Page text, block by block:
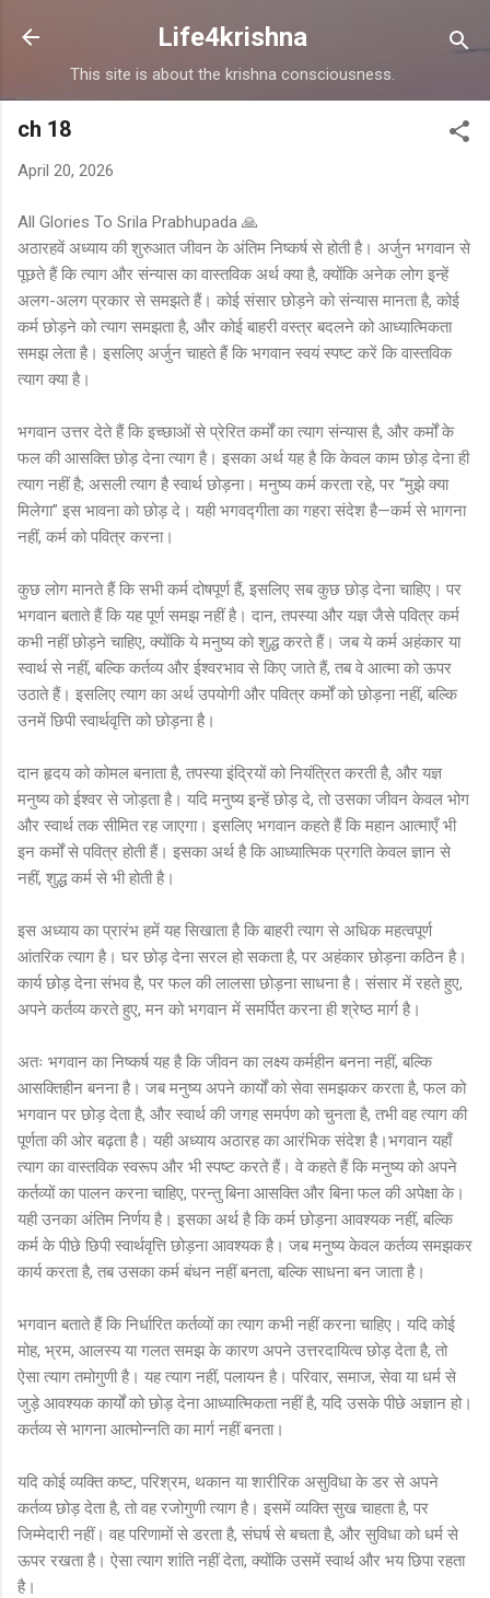
Skip to main content
Life4krishna
This site is about the krishna consciousness.
ch 18
April 20, 2026
All Glories To Srila Prabhupada 🙏
अठारहवें अध्याय की शुरुआत जीवन के अंतिम निष्कर्ष से होती है। अर्जुन भगवान से
पूछते हैं कि त्याग और संन्यास का वास्तविक अर्थ क्या है, क्योंकि अनेक लोग इन्हें
अलग-अलग प्रकार से समझते हैं। कोई संसार छोड़ने को संन्यास मानता है, कोई
कर्म छोड़ने को त्याग समझता है, और कोई बाहरी वस्त्र बदलने को आध्यात्मिकता
समझ लेता है। इसलिए अर्जुन चाहते हैं कि भगवान स्वयं स्पष्ट करें कि वास्तविक
त्याग क्या है।
भगवान उत्तर देते हैं कि इच्छाओं से प्रेरित कर्मों का त्याग संन्यास है, और कर्मों के
फल की आसक्ति छोड़ देना त्याग है। इसका अर्थ यह है कि केवल काम छोड़ देना ही
त्याग नहीं है; असली त्याग है स्वार्थ छोड़ना। मनुष्य कर्म करता रहे, पर “मुझे क्या
मिलेगा” इस भावना को छोड़ दे। यही भगवद्गीता का गहरा संदेश है—कर्म से भागना
नहीं, कर्म को पवित्र करना।
कुछ लोग मानते हैं कि सभी कर्म दोषपूर्ण हैं, इसलिए सब कुछ छोड़ देना चाहिए। पर
भगवान बताते हैं कि यह पूर्ण समझ नहीं है। दान, तपस्या और यज्ञ जैसे पवित्र कर्म
कभी नहीं छोड़ने चाहिए, क्योंकि ये मनुष्य को शुद्ध करते हैं। जब ये कर्म अहंकार या
स्वार्थ से नहीं, बल्कि कर्तव्य और ईश्वरभाव से किए जाते हैं, तब वे आत्मा को ऊपर
उठाते हैं। इसलिए त्याग का अर्थ उपयोगी और पवित्र कर्मों को छोड़ना नहीं, बल्कि
उनमें छिपी स्वार्थवृत्ति को छोड़ना है।
दान हृदय को कोमल बनाता है, तपस्या इंद्रियों को नियंत्रित करती है, और यज्ञ
मनुष्य को ईश्वर से जोड़ता है। यदि मनुष्य इन्हें छोड़ दे, तो उसका जीवन केवल भोग
और स्वार्थ तक सीमित रह जाएगा। इसलिए भगवान कहते हैं कि महान आत्माएँ भी
इन कर्मों से पवित्र होती हैं। इसका अर्थ है कि आध्यात्मिक प्रगति केवल ज्ञान से
नहीं, शुद्ध कर्म से भी होती है।
इस अध्याय का प्रारंभ हमें यह सिखाता है कि बाहरी त्याग से अधिक महत्वपूर्ण
आंतरिक त्याग है। घर छोड़ देना सरल हो सकता है, पर अहंकार छोड़ना कठिन है।
कार्य छोड़ देना संभव है, पर फल की लालसा छोड़ना साधना है। संसार में रहते हुए,
अपने कर्तव्य करते हुए, मन को भगवान में समर्पित करना ही श्रेष्ठ मार्ग है।
अतः भगवान का निष्कर्ष यह है कि जीवन का लक्ष्य कर्महीन बनना नहीं, बल्कि
आसक्तिहीन बनना है। जब मनुष्य अपने कार्यों को सेवा समझकर करता है, फल को
भगवान पर छोड़ देता है, और स्वार्थ की जगह समर्पण को चुनता है, तभी वह त्याग की
पूर्णता की ओर बढ़ता है। यही अध्याय अठारह का आरंभिक संदेश है।भगवान यहाँ
त्याग का वास्तविक स्वरूप और भी स्पष्ट करते हैं। वे कहते हैं कि मनुष्य को अपने
कर्तव्यों का पालन करना चाहिए, परन्तु बिना आसक्ति और बिना फल की अपेक्षा के।
यही उनका अंतिम निर्णय है। इसका अर्थ है कि कर्म छोड़ना आवश्यक नहीं, बल्कि
कर्म के पीछे छिपी स्वार्थवृत्ति छोड़ना आवश्यक है। जब मनुष्य केवल कर्तव्य समझकर
कार्य करता है, तब उसका कर्म बंधन नहीं बनता, बल्कि साधना बन जाता है।
भगवान बताते हैं कि निर्धारित कर्तव्यों का त्याग कभी नहीं करना चाहिए। यदि कोई
मोह, भ्रम, आलस्य या गलत समझ के कारण अपने उत्तरदायित्व छोड़ देता है, तो
ऐसा त्याग तमोगुणी है। यह त्याग नहीं, पलायन है। परिवार, समाज, सेवा या धर्म से
जुड़े आवश्यक कार्यों को छोड़ देना आध्यात्मिकता नहीं है, यदि उसके पीछे अज्ञान हो।
कर्तव्य से भागना आत्मोन्नति का मार्ग नहीं बनता।
यदि कोई व्यक्ति कष्ट, परिश्रम, थकान या शारीरिक असुविधा के डर से अपने
कर्तव्य छोड़ देता है, तो वह रजोगुणी त्याग है। इसमें व्यक्ति सुख चाहता है, पर
जिम्मेदारी नहीं। वह परिणामों से डरता है, संघर्ष से बचता है, और सुविधा को धर्म से
ऊपर रखता है। ऐसा त्याग शांति नहीं देता, क्योंकि उसमें स्वार्थ और भय छिपा रहता
है।